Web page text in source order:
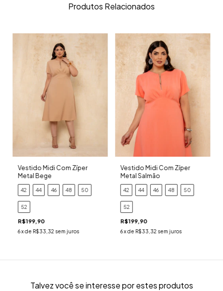
Produtos Relacionados
Vestido Midi Com Zíper
Metal Bege
42 44 46 48 50
52
R$199,90
6x de R$33,32 sem juros
Vestido Midi Com Zíper
Metal Salmão
42 44 46 48 50
52
R$199,90
6x de R$33,32 sem juros
Talvez você se interesse por estes produtos